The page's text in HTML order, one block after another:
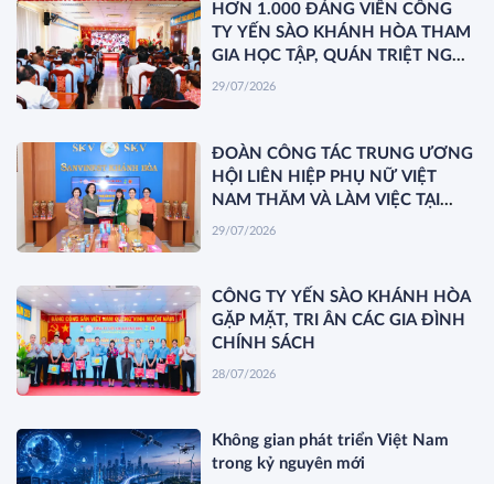
HƠN 1.000 ĐẢNG VIÊN CÔNG
TY YẾN SÀO KHÁNH HÒA THAM
GIA HỌC TẬP, QUÁN TRIỆT NGHỊ
QUYẾT HỘI NGHỊ TRUNG ƯƠNG
29/07/2026
ĐOÀN CÔNG TÁC TRUNG ƯƠNG
HỘI LIÊN HIỆP PHỤ NỮ VIỆT
NAM THĂM VÀ LÀM VIỆC TẠI
YẾN SÀO KHÁNH HÒA
29/07/2026
CÔNG TY YẾN SÀO KHÁNH HÒA
GẶP MẶT, TRI ÂN CÁC GIA ĐÌNH
CHÍNH SÁCH
28/07/2026
Không gian phát triển Việt Nam
trong kỷ nguyên mới